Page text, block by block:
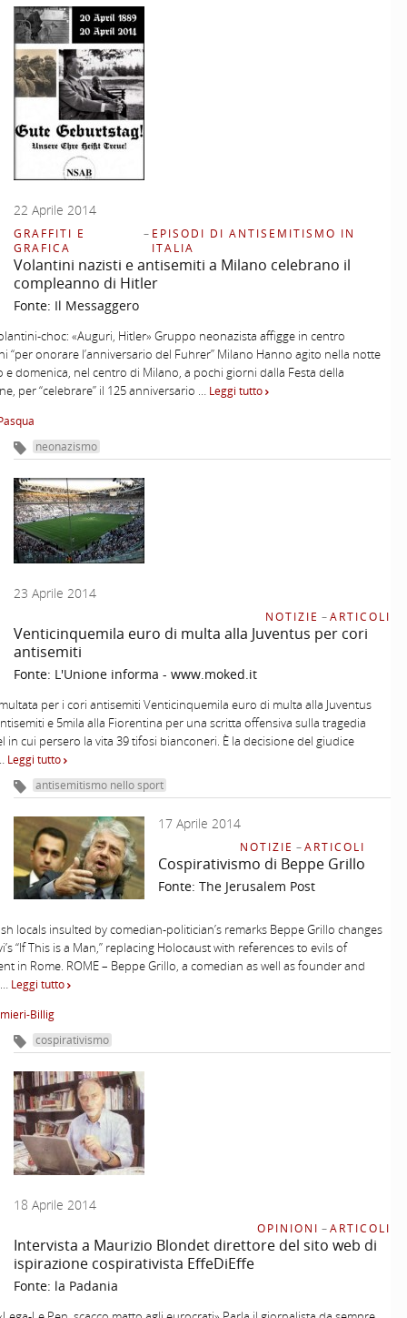
22 Aprile 2014
GRAFFITI E
GRAFICA
– EPISODI DI ANTISEMITISMO IN
ITALIA
Volantini nazisti e antisemiti a Milano celebrano il
compleanno di Hitler
Fonte: Il Messaggero
choc: «Auguri, Hitler» Gruppo neonazista affigge in centro
“per onorare l’anniversario del Fuhrer” Milano Hanno agito nella notte
e domenica, nel centro di Milano, a pochi giorni dalla Festa della
per “celebrare” il 125 anniversario … Leggi tutto
neonazismo
23 Aprile 2014
NOTIZIE –ARTICOLI
Venticinquemila euro di multa alla Juventus per cori
antisemiti
Fonte: L'Unione informa - www.moked.it
per i cori antisemiti Venticinquemila euro di multa alla Juventus
e 5mila alla Fiorentina per una scritta offensiva sulla tragedia
in cui persero la vita 39 tifosi bianconeri. È la decisione del giudice
Leggi tutto
antisemitismo nello sport
17 Aprile 2014
NOTIZIE –ARTICOLI
Cospirativismo di Beppe Grillo
Fonte: The Jerusalem Post
locals insulted by comedian-politician’s remarks Beppe Grillo changes
“If This is a Man,” replacing Holocaust with references to evils of
in Rome. ROME – Beppe Grillo, a comedian as well as founder and
Leggi tutto
Billig
cospirativismo
18 Aprile 2014
OPINIONI –ARTICOLI
Intervista a Maurizio Blondet direttore del sito web di
ispirazione cospirativista EffeDiEffe
Fonte: la Padania